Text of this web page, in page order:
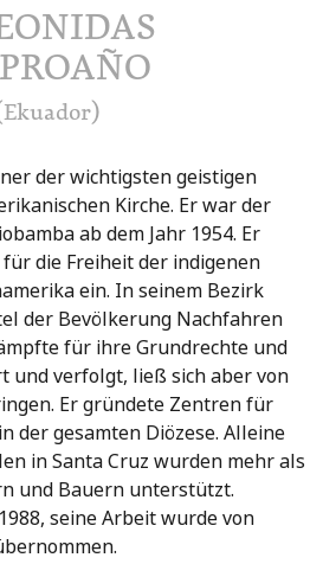
der wichtigsten geistigen
Kirche. Er war der
ab dem Jahr 1954. Er
die Freiheit der indigenen
ein. In seinem Bezirk
der Bevölkerung Nachfahren
für ihre Grundrechte und
und verfolgt, ließ sich aber von
Er gründete Zentren für
der gesamten Diözese. Alleine
in Santa Cruz wurden mehr als
und Bauern unterstützt.
seine Arbeit wurde von